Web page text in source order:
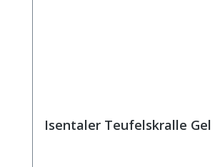
Isentaler Teufelskralle Gel